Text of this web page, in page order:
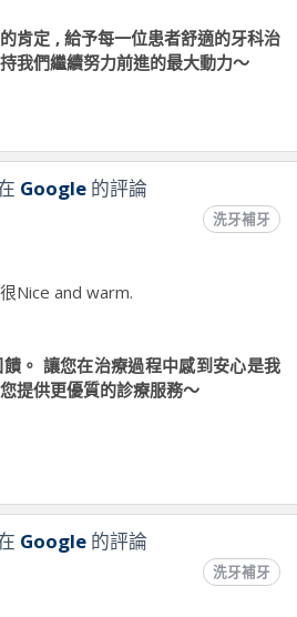
肯定 , 給予每一位患者舒適的牙科治
我們繼續努力前進的最大動力～
Google的評論
洗牙補牙
Nice and warm.
。 讓您在治療過程中感到安心是我
提供更優質的診療服務～
Google的評論
洗牙補牙